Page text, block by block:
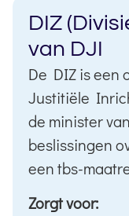
DIZ
van DJI
De DIZ is een
Justitiële
de minister
beslissingen
een tbs-
Zorgt voor: